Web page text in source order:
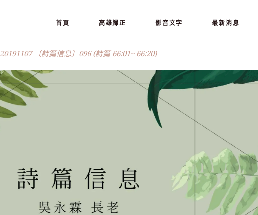
首頁 高雄歸正 影音文字 最新消息
20191107 〔詩篇信息〕096 (詩篇 66:01~ 66:20)